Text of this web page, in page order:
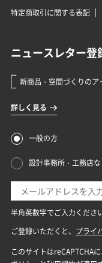
特定商取引に関する表記